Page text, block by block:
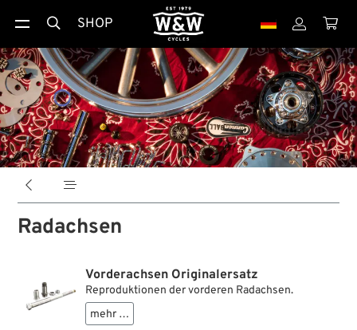
 SHOP  
 
Radachsen
Vorderachsen Originalersatz
Reproduktionen der vorderen Radachsen.
mehr …